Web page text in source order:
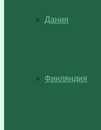
Дания
Финляндия